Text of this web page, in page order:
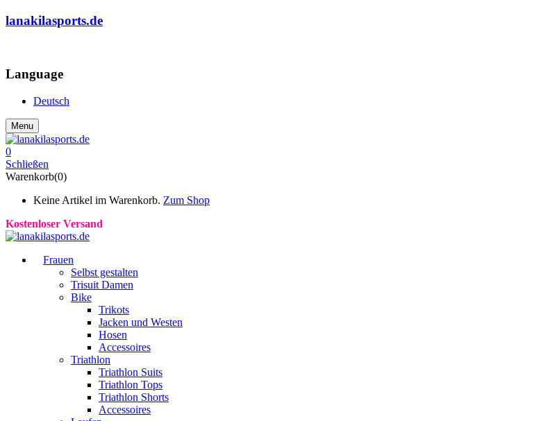
lanakilasports.de
Language
Deutsch
Menu
0
Schließen
Warenkorb(0)
Keine Artikel im Warenkorb. Zum Shop
Kostenloser Versand
Frauen
Selbst gestalten
Trisuit Damen
Bike
Trikots
Jacken und Westen
Hosen
Accessoires
Triathlon
Triathlon Suits
Triathlon Tops
Triathlon Shorts
Accessoires